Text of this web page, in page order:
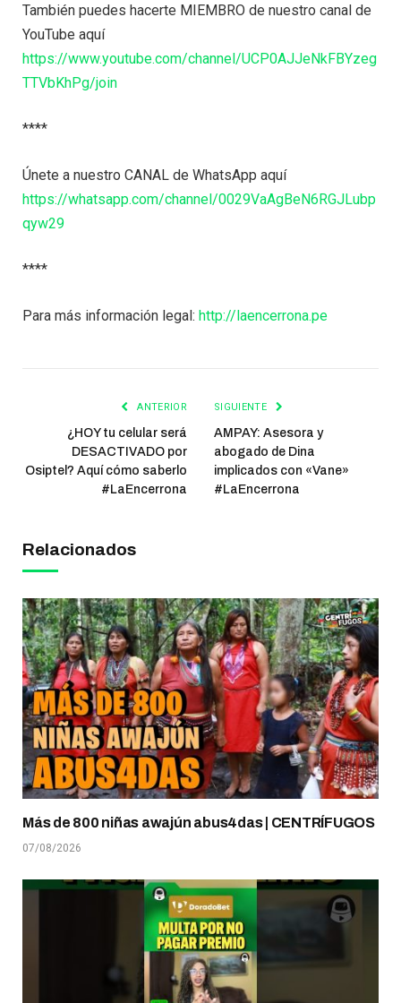
También puedes hacerte MIEMBRO de nuestro canal de
YouTube aquí
https://www.youtube.com/channel/UCP0AJJeNkFBYzeg
TTVbKhPg/join
****
Únete a nuestro CANAL de WhatsApp aquí
https://whatsapp.com/channel/0029VaAgBeN6RGJLubp
qyw29
****
Para más información legal: http://laencerrona.pe
ANTERIOR
¿HOY tu celular será
DESACTIVADO por
Osiptel? Aquí cómo saberlo
#LaEncerrona
SIGUIENTE
AMPAY: Asesora y
abogado de Dina
implicados con «Vane»
#LaEncerrona
Relacionados
Más de 800 niñas awajún abus4das | CENTRÍFUGOS
07/08/2026